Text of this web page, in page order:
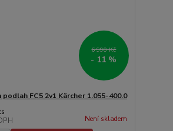
6 990 Kč
- 11 %
FC5 2v1 Kärcher 1.055-400.0
Není skladem